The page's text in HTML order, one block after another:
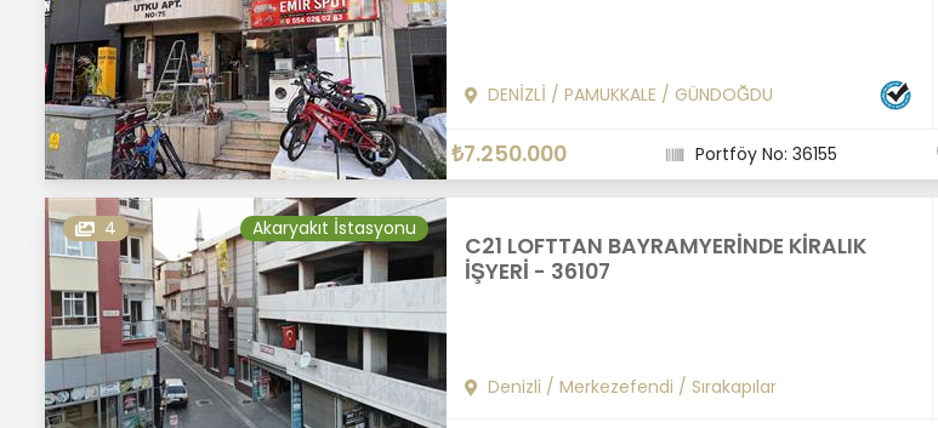
DENİZLİ / PAMUKKALE / GÜNDOĞDU
₺7.250.000 Portföy No: 36155
4 Akaryakıt İstasyonu
C21 LOFTTAN BAYRAMYERİNDE KİRALIK
İŞYERİ - 36107
Denizli / Merkezefendi / Sırakapılar